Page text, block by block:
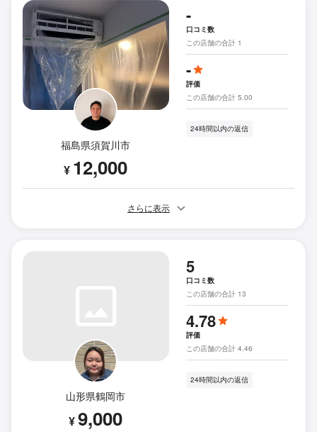
福島県須賀川市
¥ 12,000
-
口コミ数
この店舗の合計 1
-
評価
この店舗の合計 5.00
24時間以内の返信
さらに表示
山形県鶴岡市
¥9,000
5
口コミ数
この店舗の合計 13
4.78
評価
この店舗の合計 4.46
24時間以内の返信